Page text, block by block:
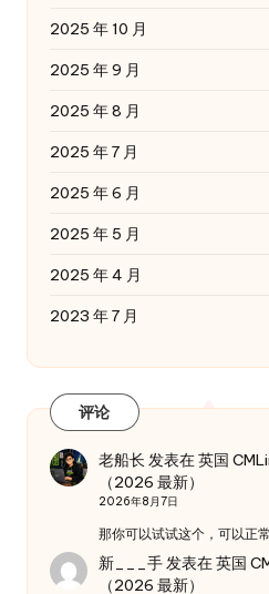
2025 年 10 月
2025 年 9 月
2025 年 8 月
2025 年 7 月
2025 年 6 月
2025 年 5 月
2025 年 4 月
2023 年 7 月
评论
老船长 发表在英国
（2026 最新）
2026年8月7日
那你可以试试这个，可以正
新___手发表在英国
（2026 最新）